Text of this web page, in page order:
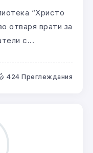
“Христо
отваря врати за
с...
424 Преглеждания